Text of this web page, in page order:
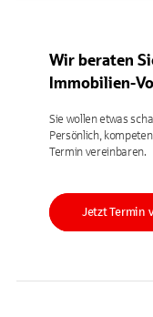
Wir beraten
Immobilien-
Sie wollen etwas
Persönlich,
Termin vereinbaren.
Jetzt Termin